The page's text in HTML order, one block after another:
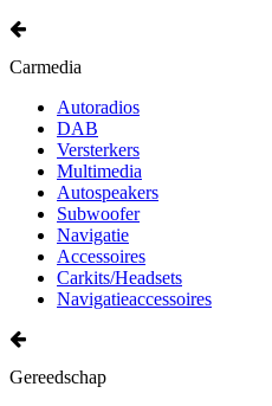
Carmedia
Autoradios
DAB
Versterkers
Multimedia
Autospeakers
Subwoofer
Navigatie
Accessoires
Carkits/Headsets
Navigatieaccessoires
Gereedschap